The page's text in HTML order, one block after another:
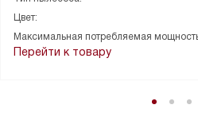
Цвет:
Максимальная потребляемая
Перейти к товару